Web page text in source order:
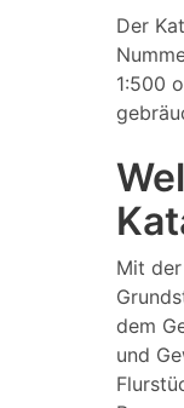
Der
1:500
Mit
dem
und